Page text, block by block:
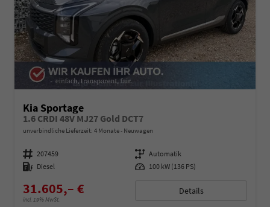
Kia Sportage
1.6 CRDI 48V MJ27 Gold DCT7
unverbindliche Lieferzeit: 4 Monate Neuwagen
Fahrzeugnummer 207459 Getriebe Automatik
Kraftstoff Diesel Leistung 100 kW (136 PS)
31.605,– €
incl. 19% MwSt.
Details